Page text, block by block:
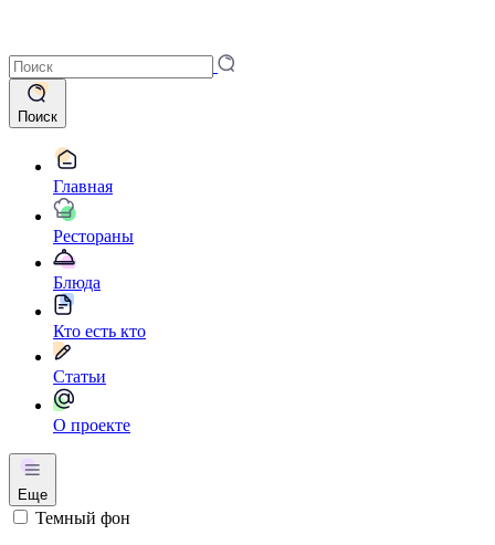
Поиск
Главная
Рестораны
Блюда
Кто есть кто
Статьи
О проекте
Еще
Темный фон